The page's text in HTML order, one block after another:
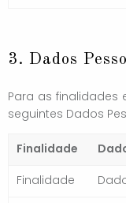
3. Dados
Para as finalidades
seguintes Dados
Finalidade
Finalidade